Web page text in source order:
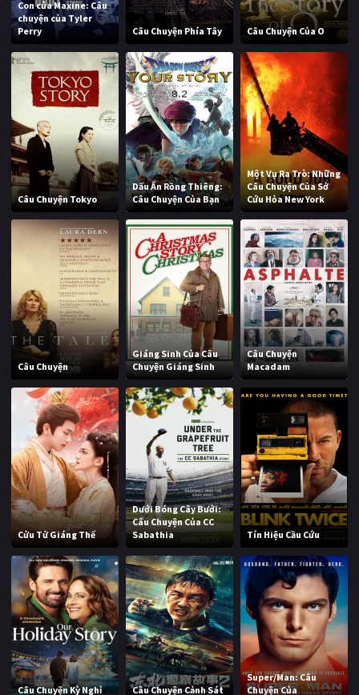
Con của Maxine: Câu
chuyện của Tyler
Perry
Câu Chuyện Phía Tây Câu Chuyện Của O
Câu Chuyện Tokyo
Dấu Ấn Rồng Thiêng:
Câu Chuyện Của Bạn
Một Vụ Ra Trò: Những
Câu Chuyện Của Sở
Cứu Hỏa New York
Câu Chuyện
Giáng Sinh Của Câu
Chuyện Giáng Sinh
Câu Chuyện
Macadam
Cửu Tử Giáng Thế
Dưới Bóng Cây Bưởi:
Câu Chuyện Của CC
Sabathia
Tín Hiệu Cầu Cứu
Câu Chuyện Kỳ ​​Nghỉ Câu Chuyện Cảnh Sát
Super/Man: Câu
Chuyện Của